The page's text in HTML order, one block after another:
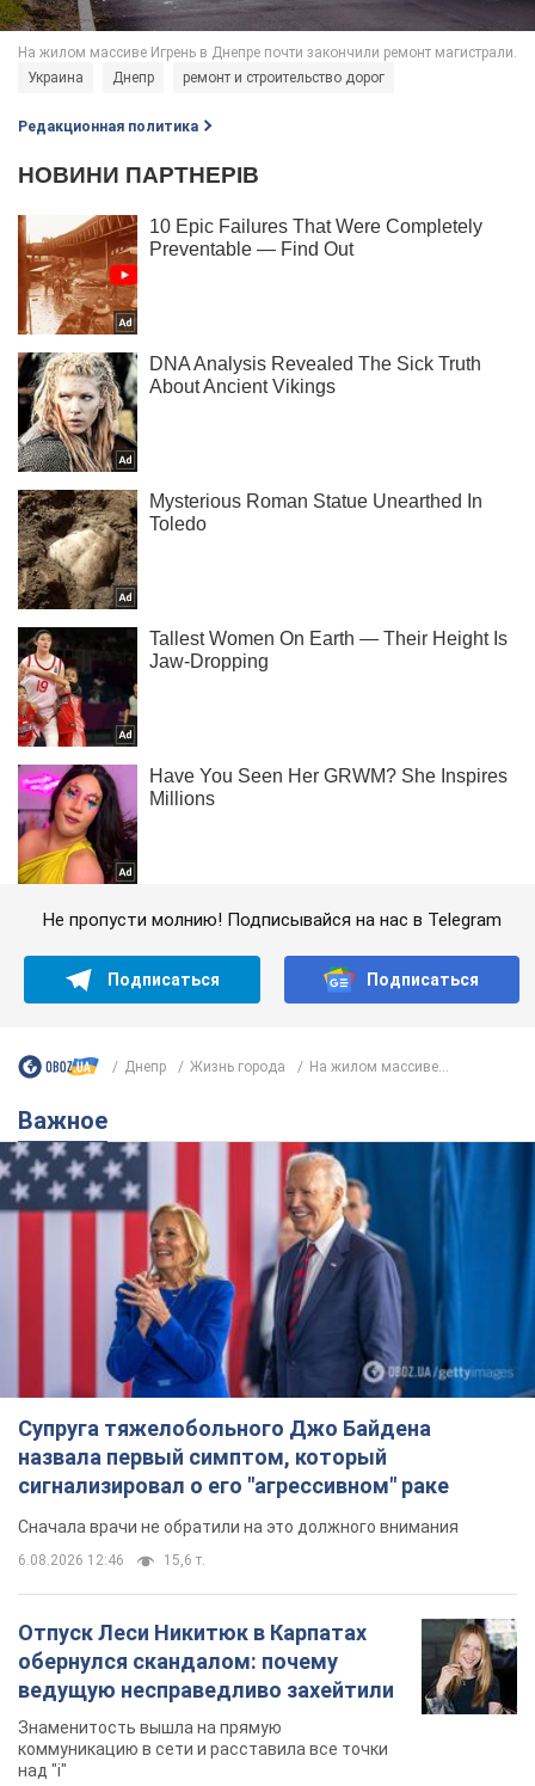
Украина Днепр ремонт и строительство дорог
Редакционная политика
Не пропусти молнию! Подписывайся на нас в Telegram
Подписаться Подписаться
Днепр Жизнь города На жилом массиве...
Важное
Супруга тяжелобольного Джо Байдена
назвала первый симптом, который
сигнализировал о его "агрессивном" раке
Сначала врачи не обратили на это должного внимания
6.08.2026 12:46 15,6 т.
Отпуск Леси Никитюк в Карпатах
обернулся скандалом: почему
ведущую несправедливо захейтили
Знаменитость вышла на прямую
коммуникацию в сети и расставила все точки
над "i"